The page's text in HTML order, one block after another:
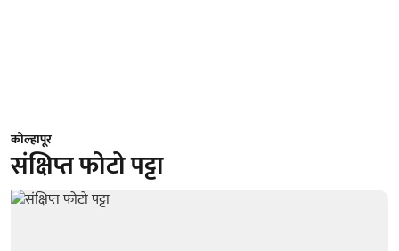
कोल्हापूर
संक्षिप्त फोटो पट्टा